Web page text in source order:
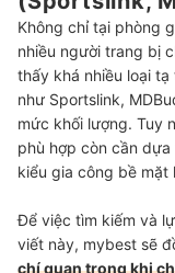
Không chỉ tại phòng
nhiều người trang bị
thấy khá nhiều loại
như Sportslink,
mức khối lượng. Tuy
phù hợp còn cần
kiểu gia công bề mặt
Để việc tìm kiếm và
viết này, mybest sẽ
chí quan trọng khi